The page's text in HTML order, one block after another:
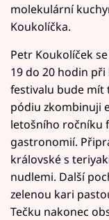
molekulární
Koukolíčka.
Petr Koukolíček
19 do 20 hodin
festivalu bude mít
pódiu zkombinuji
letošního ročníku
gastronomií.
královské s
nudlemi. Další
zelenou kari
Tečku nakonec